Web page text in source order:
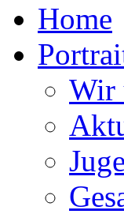
Home
Wir